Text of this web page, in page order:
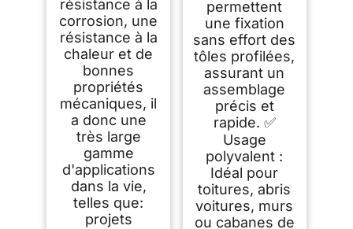
résistance à la
corrosion, une
résistance à la
chaleur et de
bonnes
propriétés
mécaniques, il
a donc une
très large
gamme
d'applications
dans la vie,
telles que:
projets
permettent
une fixation
sans effort des
tôles profilées,
assurant un
assemblage
précis et
rapide. ✅
Usage
polyvalent :
Idéal pour
toitures, abris
voitures, murs
ou cabanes de